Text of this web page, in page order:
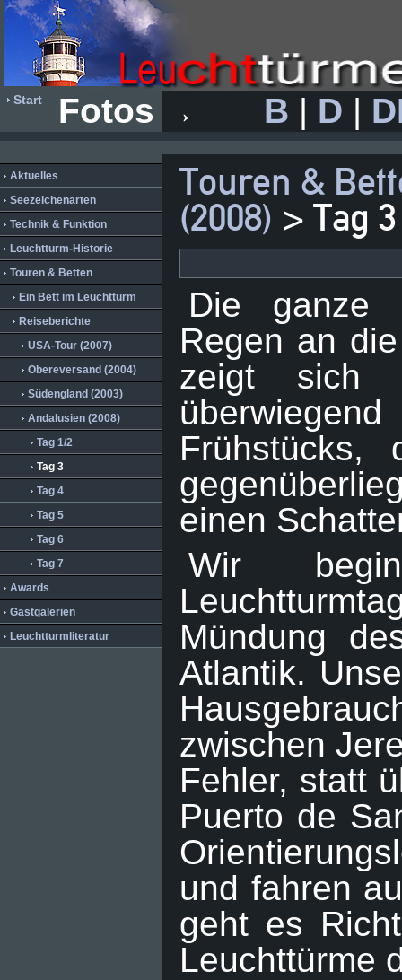
Start Fotos → B | D |
Aktuelles
Seezeichenarten
Technik & Funktion
Leuchtturm-Historie
Touren & Betten
Ein Bett im Leuchtturm
Reiseberichte
USA-Tour (2007)
Obereversand (2004)
Südengland (2003)
Andalusien (2008)
Tag 1/2
Tag 3
Tag 4
Tag 5
Tag 6
Tag 7
Awards
Gastgalerien
Leuchtturmliteratur
Touren &
(2008) > Tag 3
Die ganze
Regen an
zeigt sich
Frühstücks,
einen
Wir
Mündung
Atlantik.
zwischen
Fehler, statt
Puerto de
und fahren
geht es
Leuchttürme